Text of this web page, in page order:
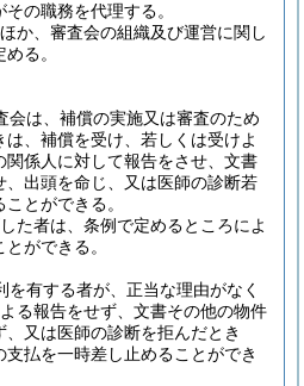
の職務を代理する。
か、審査会の組織及び運営に関し
る。
会は、補償の実施又は審査のため
、補償を受け、若しくは受けよ
関係人に対して報告をさせ、文書
、出頭を命じ、又は医師の診断若
とができる。
た者は、条例で定めるところによ
ができる。
を有する者が、正当な理由がなく
る報告をせず、文書その他の物件
又は医師の診断を拒んだとき
払を一時差し止めることができ